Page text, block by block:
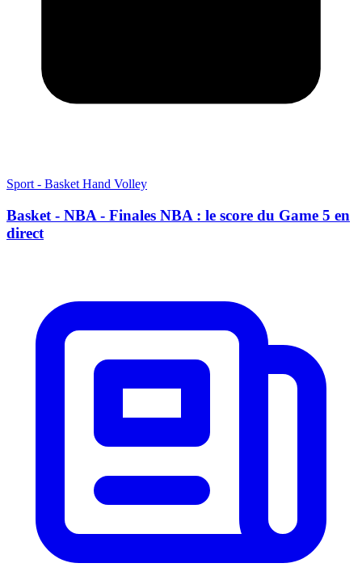
Sport - Basket Hand Volley
Basket - NBA - Finales NBA : le score du Game 5 en
direct